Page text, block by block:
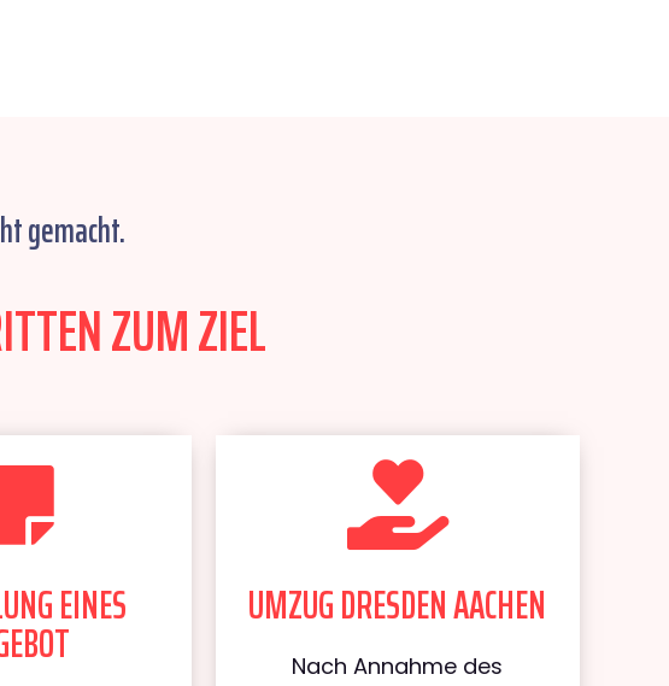
gemacht.
ZUM ZIEL
EINES UMZUG DRESDEN AACHEN
Nach Annahme des